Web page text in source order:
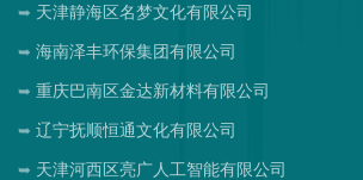
天津静海区名梦文化有限公司
海南泽丰环保集团有限公司
重庆巴南区金达新材料有限公司
辽宁抚顺恒通文化有限公司
天津河西区亮广人工智能有限公司